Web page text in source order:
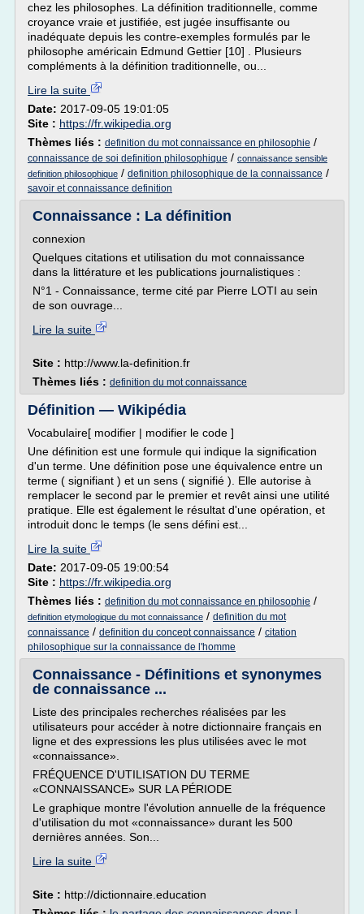
chez les philosophes. La définition traditionnelle, comme
croyance vraie et justifiée, est jugée insuffisante ou
inadéquate depuis les contre-exemples formulés par le
philosophe américain Edmund Gettier [10] . Plusieurs
compléments à la définition traditionnelle, ou...
Lire la suite
Date: 2017-09-05 19:01:05
Site : https://fr.wikipedia.org
Thèmes liés : definition du mot connaissance en philosophie /
connaissance de soi definition philosophique / connaissance sensible
definition philosophique / definition philosophique de la connaissance /
savoir et connaissance definition
Connaissance : La définition
connexion
Quelques citations et utilisation du mot connaissance
dans la littérature et les publications journalistiques :
N°1 - Connaissance, terme cité par Pierre LOTI au sein
de son ouvrage...
Lire la suite
Site : http://www.la-definition.fr
Thèmes liés : definition du mot connaissance
Définition — Wikipédia
Vocabulaire[ modifier | modifier le code ]
Une définition est une formule qui indique la signification
d'un terme. Une définition pose une équivalence entre un
terme ( signifiant ) et un sens ( signifié ). Elle autorise à
remplacer le second par le premier et revêt ainsi une utilité
pratique. Elle est également le résultat d'une opération, et
introduit donc le temps (le sens défini est...
Lire la suite
Date: 2017-09-05 19:00:54
Site : https://fr.wikipedia.org
Thèmes liés : definition du mot connaissance en philosophie /
definition etymologique du mot connaissance / definition du mot
connaissance / definition du concept connaissance / citation
philosophique sur la connaissance de l'homme
Connaissance - Définitions et synonymes
de connaissance ...
Liste des principales recherches réalisées par les
utilisateurs pour accéder à notre dictionnaire français en
ligne et des expressions les plus utilisées avec le mot
«connaissance».
FRÉQUENCE D'UTILISATION DU TERME
«CONNAISSANCE» SUR LA PÉRIODE
Le graphique montre l'évolution annuelle de la fréquence
d'utilisation du mot «connaissance» durant les 500
dernières années. Son...
Lire la suite
Site : http://dictionnaire.education